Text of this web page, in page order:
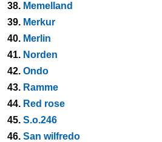
38. Memelland
39. Merkur
40. Merlin
41. Norden
42. Ondo
43. Ramme
44. Red rose
45. S.o.246
46. San wilfredo